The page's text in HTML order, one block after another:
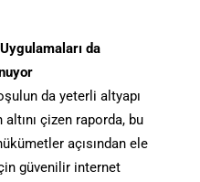
da
da yeterli altyapı
altını çizen raporda, bu
açısından ele
güvenilir internet